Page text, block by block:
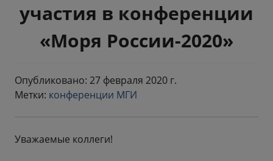
участия в конференции
«Моря России-2020»
Опубликовано: 27 февраля 2020 г.
Метки: конференции МГИ
Уважаемые коллеги!